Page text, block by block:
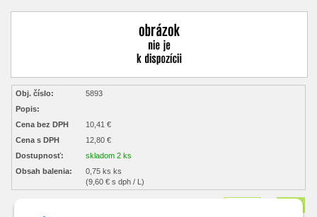
Obj. číslo:
5893
Popis:
Cena bez DPH
10,41 €
Cena s DPH
12,80 €
Dostupnosť:
skladom 2 ks
Obsah balenia:
0,75 ks ks
(9,60 € s dph / L)